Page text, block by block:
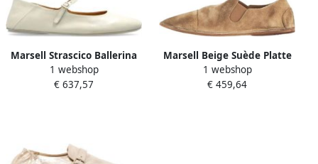
Marsell Strascico Ballerina
1 webshop
€ 637,57
Marsell Beige Suède Platte
Schoenen
1 webshop
€ 459,64